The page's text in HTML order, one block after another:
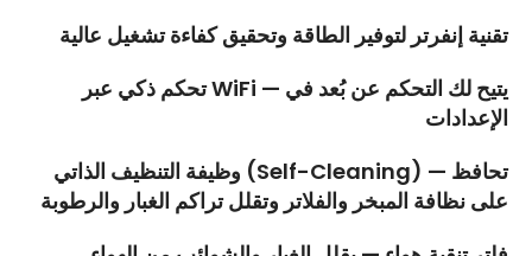
تقنية إنفرتر لتوفير الطاقة وتحقيق كفاءة تشغيل عالية
تحكم ذكي عبر WiFi — يتيح لك التحكم عن بُعد في
الإعدادات
وظيفة التنظيف الذاتي (Self-Cleaning) — تحافظ
على نظافة المبخر والفلاتر وتقلل تراكم الغبار والرطوبة